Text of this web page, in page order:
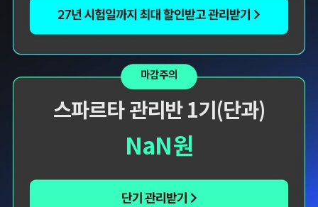
마감주의
스파르타 관리반 1기(단과)
NaN원
합격생 김*훈님 합격생 김*인님
강의력이 너무 좋았어요.
덕분에 노베이스로
해커스의 선생님들이
직접 답안을 봐주시고
피드백 해주셔서 합격할
수 있었습니다.